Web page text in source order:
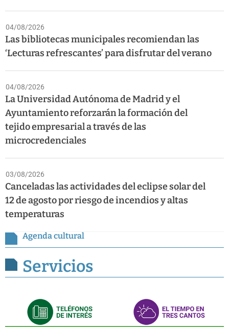
04/08/2026
Las bibliotecas municipales recomiendan las
‘Lecturas refrescantes’ para disfrutar del verano
04/08/2026
La Universidad Autónoma de Madrid y el
Ayuntamiento reforzarán la formación del
tejido empresarial a través de las
microcredenciales
03/08/2026
Canceladas las actividades del eclipse solar del
12 de agosto por riesgo de incendios y altas
temperaturas
Agenda cultural
Servicios